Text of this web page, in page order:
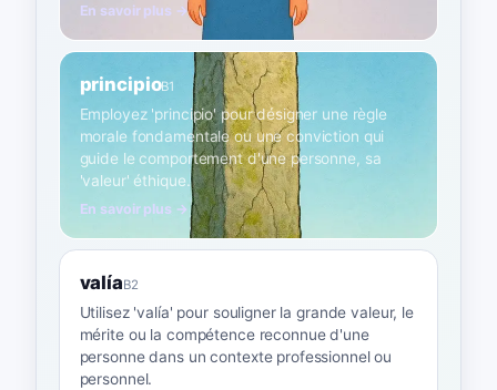
En savoir plus →
principioB1
Employez 'principio' pour désigner une règle
morale fondamentale ou une conviction qui
guide le comportement d'une personne, sa
'valeur' éthique.
En savoir plus →
valíaB2
Utilisez 'valía' pour souligner la grande valeur, le
mérite ou la compétence reconnue d'une
personne dans un contexte professionnel ou
personnel.